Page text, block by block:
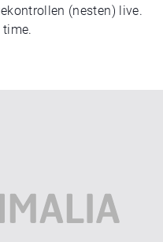
(nesten) live.
time.